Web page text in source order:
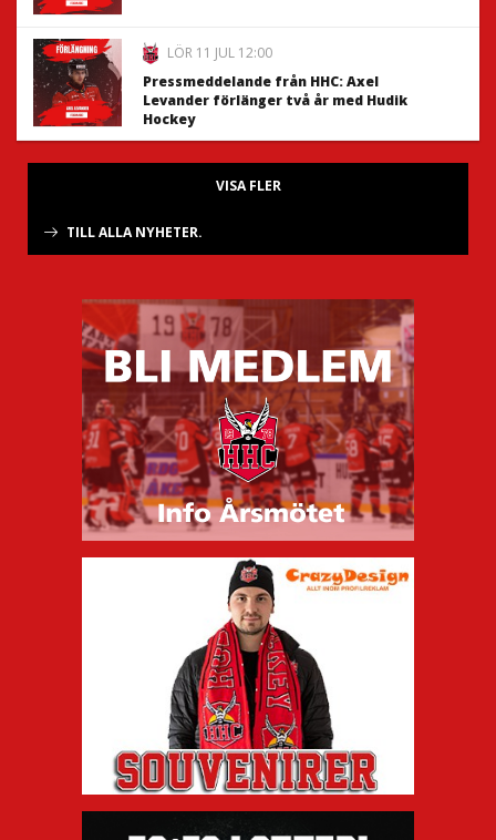
LÖR 11 JUL 12:00
Pressmeddelande från HHC: Axel
Levander förlänger två år med Hudik
Hockey
VISA FLER
TILL ALLA NYHETER.